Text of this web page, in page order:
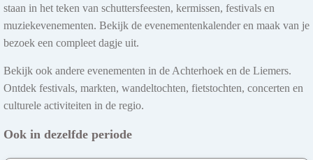
staan in het teken van schuttersfeesten, kermissen, festivals en
muziekevenementen. Bekijk de evenementenkalender en maak van je
bezoek een compleet dagje uit.
Bekijk ook andere evenementen in de Achterhoek en de Liemers.
Ontdek festivals, markten, wandeltochten, fietstochten, concerten en
culturele activiteiten in de regio.
Ook in dezelfde periode